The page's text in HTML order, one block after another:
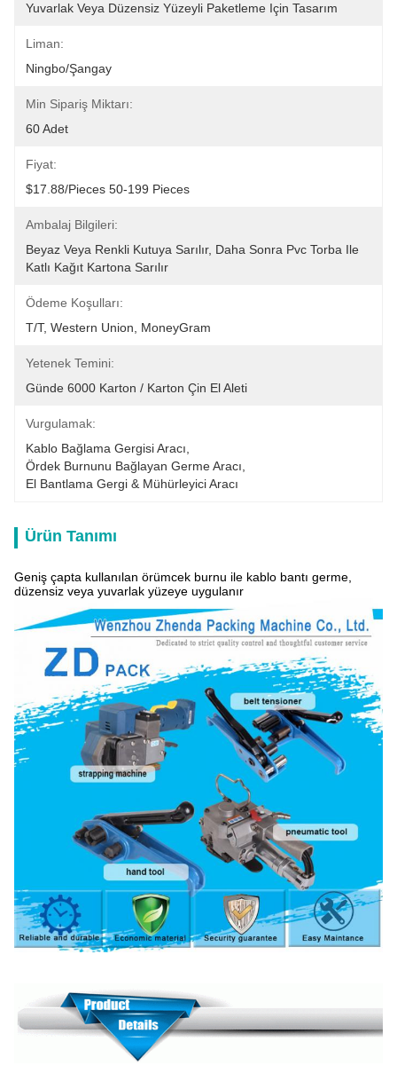
Yuvarlak Veya Düzensiz Yüzeyli Paketleme Için Tasarım
Liman:
Ningbo/Şangay
Min Sipariş Miktarı:
60 Adet
Fiyat:
$17.88/pieces 50-199 Pieces
Ambalaj Bilgileri:
Beyaz Veya Renkli Kutuya Sarılır, Daha Sonra Pvc Torba Ile
Katlı Kağıt Kartona Sarılır
Ödeme Koşulları:
T/T, Western Union, MoneyGram
Yetenek Temini:
Günde 6000 Karton / Karton Çin El Aleti
Vurgulamak:
Kablo Bağlama Gergisi Aracı
Ördek Burnunu Bağlayan Germe Aracı
El Bantlama Gergi & Mühürleyici Aracı
Ürün Tanımı
Geniş çapta kullanılan örümcek burnu ile kablo bantı germe,
düzensiz veya yuvarlak yüzeye uygulanır